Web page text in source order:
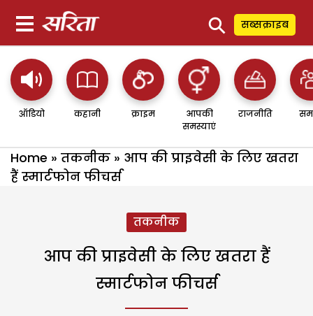
⚲ सब्सक्राइब
ऑडियो कहानी क्राइम
आपकी
समस्याएं
राजनीति
Home » तकनीक » आप की प्राइवेसी के लिए खतरा
हैं स्मार्टफोन फीचर्स
तकनीक
आप की प्राइवेसी के लिए खतरा हैं
स्मार्टफोन फीचर्स